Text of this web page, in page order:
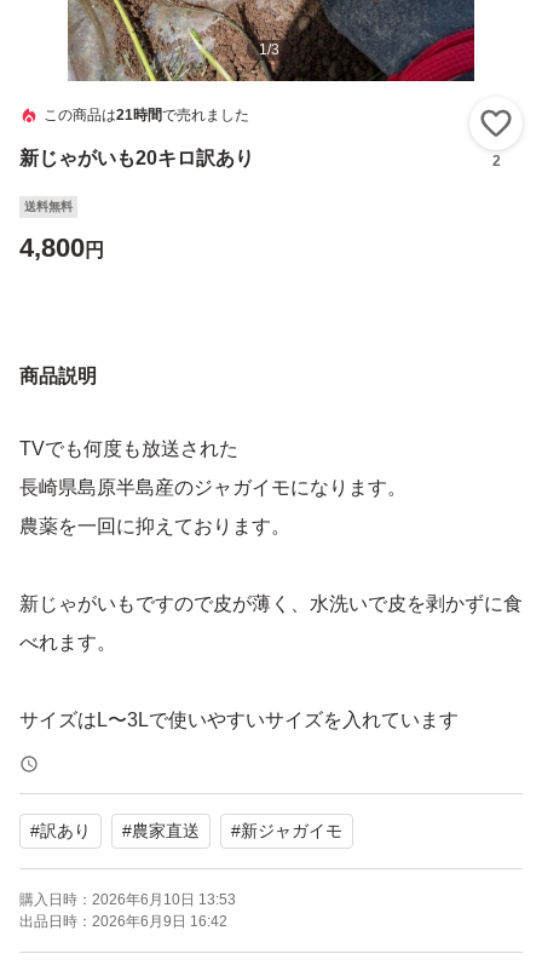
1/3
この商品は21時間で売れました
新じゃがいも20キロ訳あり 2
送料無料
4,800円
商品説明
TVでも何度も放送された
長崎県島原半島産のジャガイモになります。
農薬を一回に抑えております。
新じゃがいもですので皮が薄く、水洗いで皮を剥かずに食
べれます。
サイズはL〜3Lで使いやすいサイズを入れています
※大きめメインとなります。
手掘りで皮の剥けが少なく、手選で傷、病気を確認しなが
ら詰めております。
味の方はリピートがついているほどなので間違い御座いま
せん。
#訳あり #農家直送 #新ジャガイモ
購入日時： 2026年6月10日 13:53
出品日時： 2026年6月9日 16:42